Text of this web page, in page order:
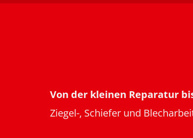
Von der kleinen Reparatur
Ziegel-, Schiefer und